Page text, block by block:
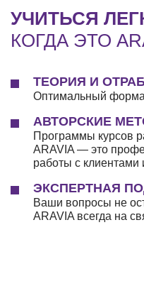
УЧИТЬСЯ
КОГДА ЭТО
ТЕОРИЯ И
Оптимальный
АВТОРСКИЕ
Программы курсов
ARAVIA — это
работы с клиентами
ЭКСПЕРТНАЯ
Ваши вопросы не
ARAVIA всегда на